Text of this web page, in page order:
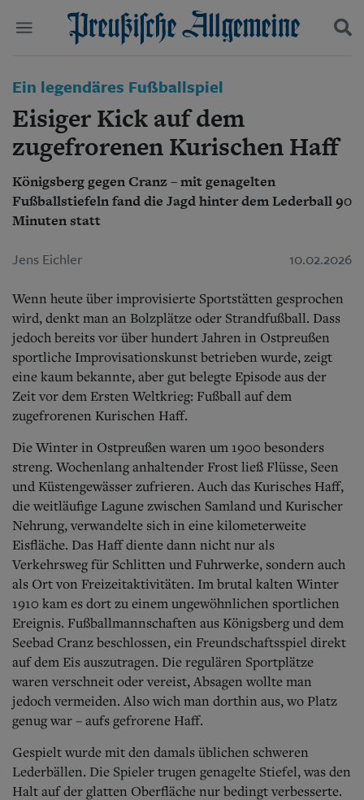
Start
Wer wir sind
Aktuelle Ausgabe
Abonnenten-Login
Abonnent werden
Abo Prämien
Mediadaten
Politik
Kultur
Wirtschaft
Panorama
Gesellschaft
Leben
Geschichte
Ostpreußen
Bücher
Kontakt
Impressum
Datenschutz
Suchen und finden
Ein legendäres Fußballspiel
Eisiger Kick auf dem
zugefrorenen Kurischen Haff
Königsberg gegen Cranz – mit genagelten
Fußballstiefeln fand die Jagd hinter dem Lederball 90
Minuten statt
Jens Eichler 10.02.2026
Wenn heute über improvisierte Sportstätten gesprochen
wird, denkt man an Bolzplätze oder Strandfußball. Dass
jedoch bereits vor über hundert Jahren in Ostpreußen
sportliche Improvisationskunst betrieben wurde, zeigt
eine kaum bekannte, aber gut belegte Episode aus der
Zeit vor dem Ersten Weltkrieg: Fußball auf dem
zugefrorenen Kurischen Haff.
Die Winter in Ostpreußen waren um 1900 besonders
streng. Wochenlang anhaltender Frost ließ Flüsse, Seen
und Küstengewässer zufrieren. Auch das Kurisches Haff,
die weitläufige Lagune zwischen Samland und Kurischer
Nehrung, verwandelte sich in eine kilometerweite
Eisfläche. Das Haff diente dann nicht nur als
Verkehrsweg für Schlitten und Fuhrwerke, sondern auch
als Ort von Freizeitaktivitäten. Im brutal kalten Winter
1910 kam es dort zu einem ungewöhnlichen sportlichen
Ereignis. Fußballmannschaften aus Königsberg und dem
Seebad Cranz beschlossen, ein Freundschaftsspiel direkt
auf dem Eis auszutragen. Die regulären Sportplätze
waren verschneit oder vereist, Absagen wollte man
jedoch vermeiden. Also wich man dorthin aus, wo Platz
genug war – aufs gefrorene Haff.
Gespielt wurde mit den damals üblichen schweren
Lederbällen. Die Spieler trugen genagelte Stiefel, was den
Halt auf der glatten Oberfläche nur bedingt verbesserte.